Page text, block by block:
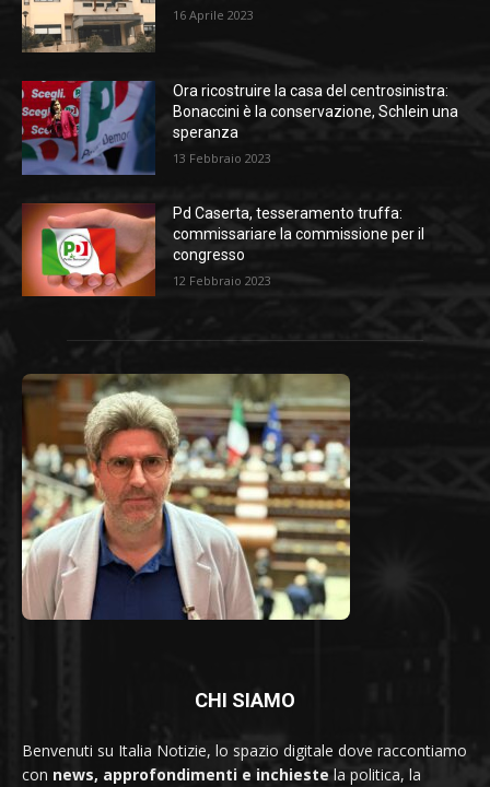
16 Aprile 2023
Ora ricostruire la casa del centrosinistra:
Bonaccini è la conservazione, Schlein una
speranza
13 Febbraio 2023
Pd Caserta, tesseramento truffa:
commissariare la commissione per il
congresso
12 Febbraio 2023
CHI SIAMO
Benvenuti su Italia Notizie, lo spazio digitale dove raccontiamo
con news, approfondimenti e inchieste la politica, la